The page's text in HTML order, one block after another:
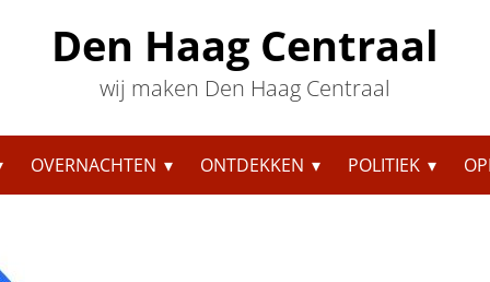
Den Haag Centraal
wij maken Den Haag Centraal
OVERNACHTEN ONTDEKKEN POLITIEK